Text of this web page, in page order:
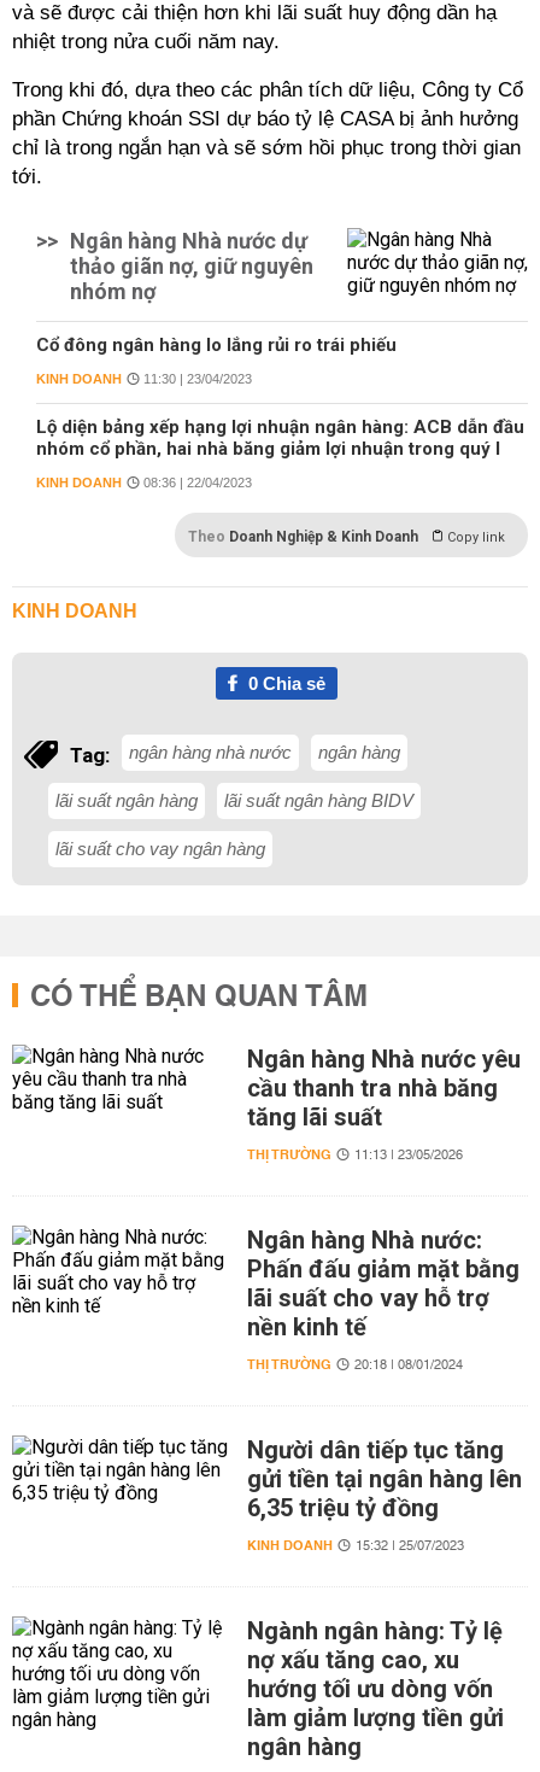
và sẽ được cải thiện hơn khi lãi suất huy động dần hạ
nhiệt trong nửa cuối năm nay.
Trong khi đó, dựa theo các phân tích dữ liệu, Công ty Cổ
phần Chứng khoán SSI dự báo tỷ lệ CASA bị ảnh hưởng
chỉ là trong ngắn hạn và sẽ sớm hồi phục trong thời gian
tới.
>> Ngân hàng Nhà nước dự
thảo giãn nợ, giữ nguyên
nhóm nợ
Cổ đông ngân hàng lo lắng rủi ro trái phiếu
KINH DOANH 11:30 | 23/04/2023
Lộ diện bảng xếp hạng lợi nhuận ngân hàng: ACB dẫn đầu
nhóm cổ phần, hai nhà băng giảm lợi nhuận trong quý I
KINH DOANH 08:36 | 22/04/2023
Theo Doanh Nghiệp & Kinh Doanh Copy link
KINH DOANH
0Chia sẻ
Tag: ngân hàng nhà nước ngân hàng
lãi suất ngân hàng lãi suất ngân hàng BIDV
lãi suất cho vay ngân hàng
CÓ THỂ BẠN QUAN TÂM
Ngân hàng Nhà nước yêu
cầu thanh tra nhà băng
tăng lãi suất
THỊ TRƯỜNG 11:13 | 23/05/2026
Ngân hàng Nhà nước:
Phấn đấu giảm mặt bằng
lãi suất cho vay hỗ trợ
nền kinh tế
THỊ TRƯỜNG 20:18 | 08/01/2024
Người dân tiếp tục tăng
gửi tiền tại ngân hàng lên
6,35 triệu tỷ đồng
KINH DOANH 15:32 | 25/07/2023
Ngành ngân hàng: Tỷ lệ
nợ xấu tăng cao, xu
hướng tối ưu dòng vốn
làm giảm lượng tiền gửi
ngân hàng